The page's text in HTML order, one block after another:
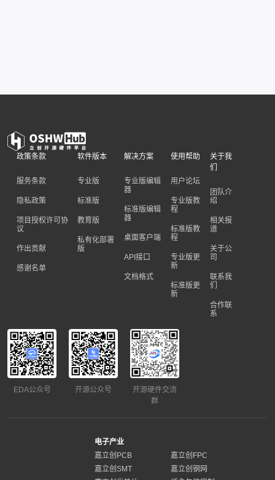
政策条款
服务条款
隐私政策
项目授权许可协
议
作出贡献
感谢名单
软件版本
专业版
标准版
教育版
私有化部署
版
解决方案
专业版编辑
器
标准版编辑
器
桌面客户端
API接口
文档格式
使用帮助
用户论坛
专业版教
程
标准版教
程
专业版更
新
标准版更
新
关于我
们
团队介
绍
相关报
道
关于公
司
联系我
们
合作联
系
EDA公众号 开源公众号
开源硬件交流
群
电子产业
嘉立创PCB
嘉立创FPC
嘉立创SMT
嘉立创钢网